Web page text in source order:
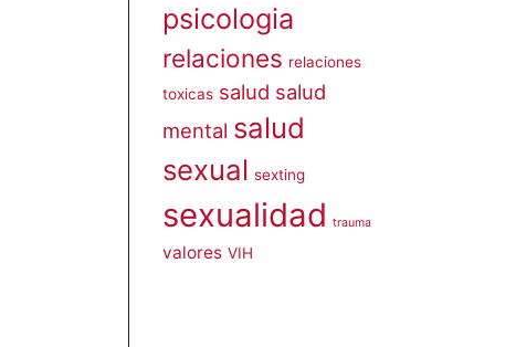
psicologia
relaciones relaciones
toxicas salud salud
mental salud
sexual sexting
sexualidad trauma
valores VIH